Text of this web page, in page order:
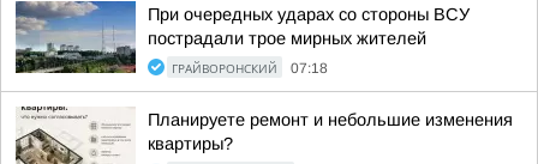
При очередных ударах со стороны ВСУ
пострадали трое мирных жителей
ГРАЙВОРОНСКИЙ 07:18
Планируете ремонт и небольшие изменения
квартиры?